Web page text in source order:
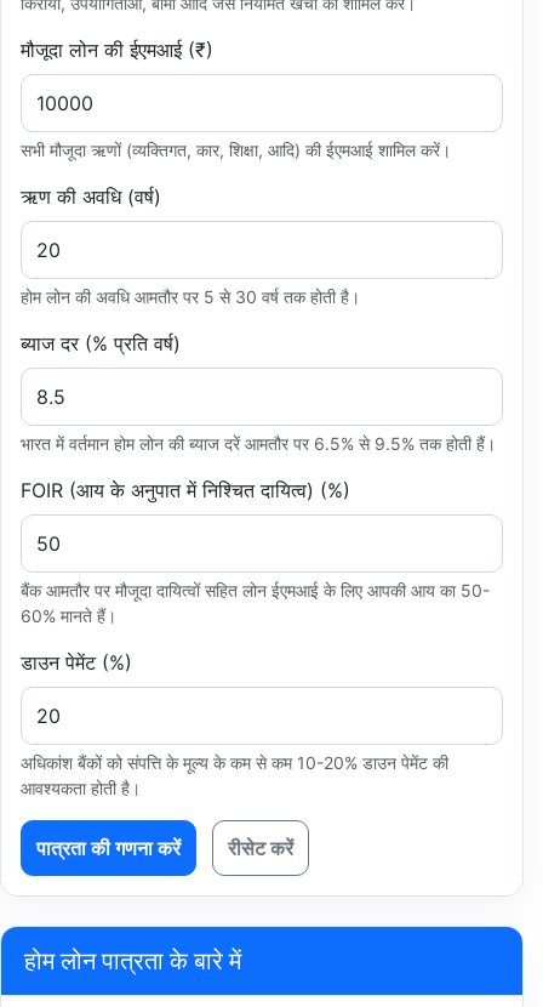
मौजूदा लोन की ईएमआई (₹)
सभी मौजूदा ऋणों (व्यक्तिगत, कार, शिक्षा, आदि) की ईएमआई शामिल करें।
ऋण की अवधि (वर्ष)
होम लोन की अवधि आमतौर पर 5 से 30 वर्ष तक होती है।
ब्याज दर (% प्रति वर्ष)
भारत में वर्तमान होम लोन की ब्याज दरें आमतौर पर 6.5% से 9.5% तक होती हैं।
FOIR (आय के अनुपात में निश्चित दायित्व) (%)
बैंक आमतौर पर मौजूदा दायित्वों सहित लोन ईएमआई के लिए आपकी आय का 50-
60% मानते हैं।
डाउन पेमेंट (%)
अधिकांश बैंकों को संपत्ति के मूल्य के कम से कम 10-20% डाउन पेमेंट की
आवश्यकता होती है।
पात्रता की गणना करें रीसेट करें
होम लोन पात्रता के बारे में